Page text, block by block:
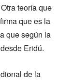
teoría que
que es la
que según la
Eridú.
de la